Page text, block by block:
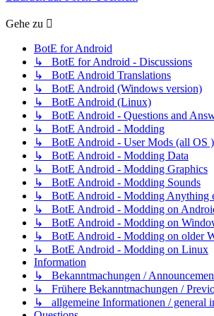
Gehe zu
BotE for Android
↳ BotE for Android - Discussions
↳ BotE Android Translations
↳ BotE Android (Windows version)
↳ BotE Android (Linux)
↳ BotE Android - Questions and
↳ BotE Android - Modding
↳ BotE Android - User Mods (all OS )
↳ BotE Android - Modding Data
↳ BotE Android - Modding Graphics
↳ BotE Android - Modding Sounds
↳ BotE Android - Modding Anything
↳ BotE Android - Modding on
↳ BotE Android - Modding on
↳ BotE Android - Modding on older
↳ BotE Android - Modding on Linux
Information
↳ Bekanntmachungen /
↳ Frühere Bekanntmachungen /
↳ allgemeine Informationen / general